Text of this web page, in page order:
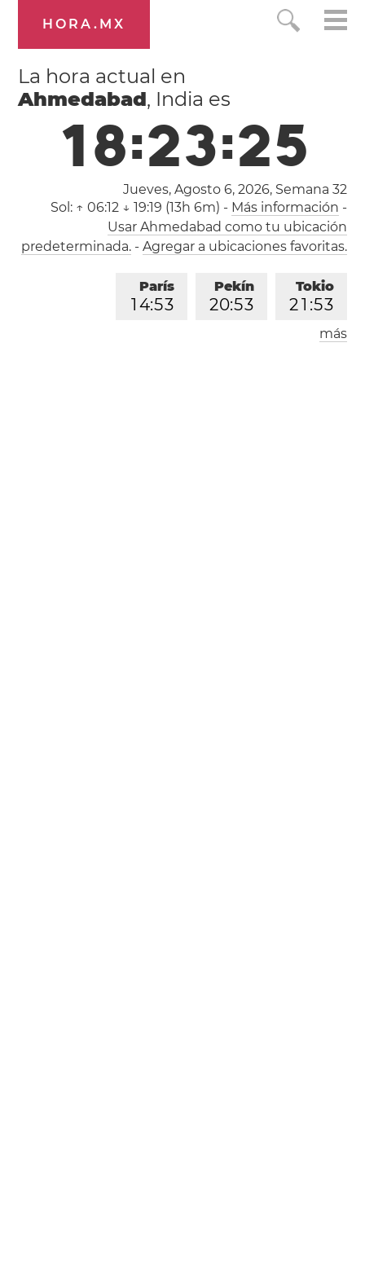
HORA.MX
La hora actual en
Ahmedabad, India es
18:23:25
Jueves, Agosto 6, 2026, Semana 32
Sol: ↑ 06:12 ↓ 19:19 (13h 6m) - Más información -
Usar Ahmedabad como tu ubicación
predeterminada.- Agregar a ubicaciones favoritas.
Tokio
21 :53
Pekín
20:53
París
1 4:53
Londres
más